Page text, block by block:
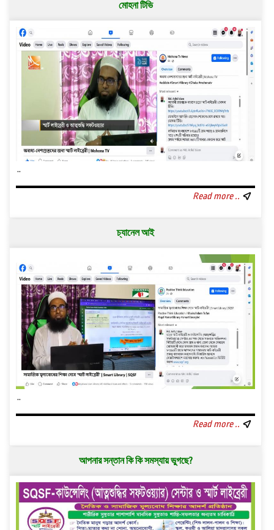
মোহনা টিভি
..
Read more ..
চ্যানেল আই
..
Read more ..
আপনার সন্তান কি কি সমস্যায় ভুগছে?